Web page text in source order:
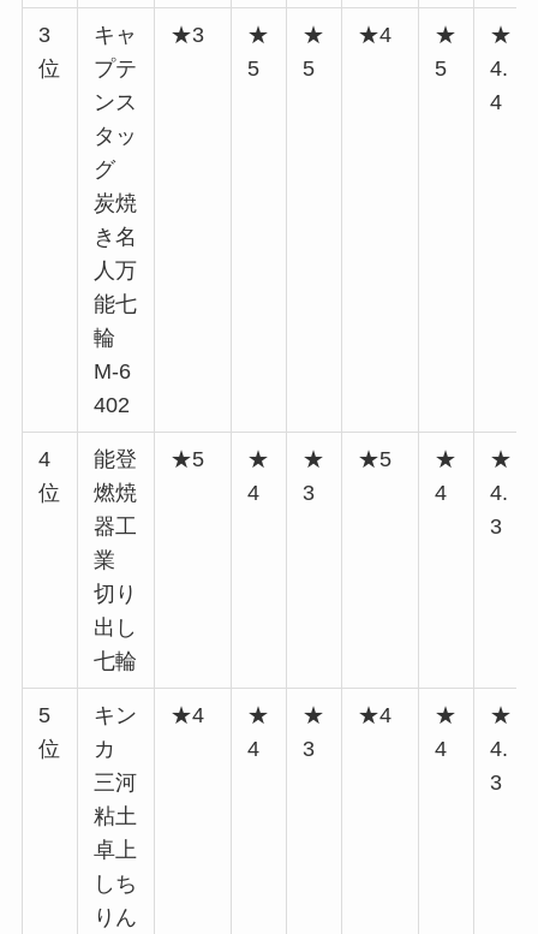
3
位
キャ
プテ
ンス
タッ
グ
炭焼
き名
人万
能七
輪
M-6
402
★3
★
5
★
5
★4
★
5
★
4.
4
4
位
能登
燃焼
器工
業
切り
出し
七輪
★5
★
4
★
3
★5
★
4
★
4.
3
5
位
キン
カ
三河
粘土
卓上
しち
りん
★4
★
4
★
3
★4
★
4
★
4.
3